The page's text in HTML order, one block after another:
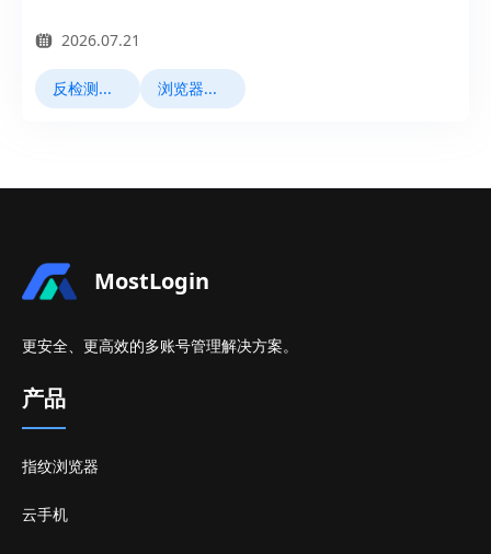
2026.07.21
反检测浏览器 浏览器指纹
MostLogin
更安全、更高效的多账号管理解决方案。
产品
指纹浏览器
云手机